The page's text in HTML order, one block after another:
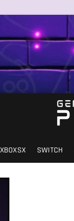
XBOXSX SWITCH